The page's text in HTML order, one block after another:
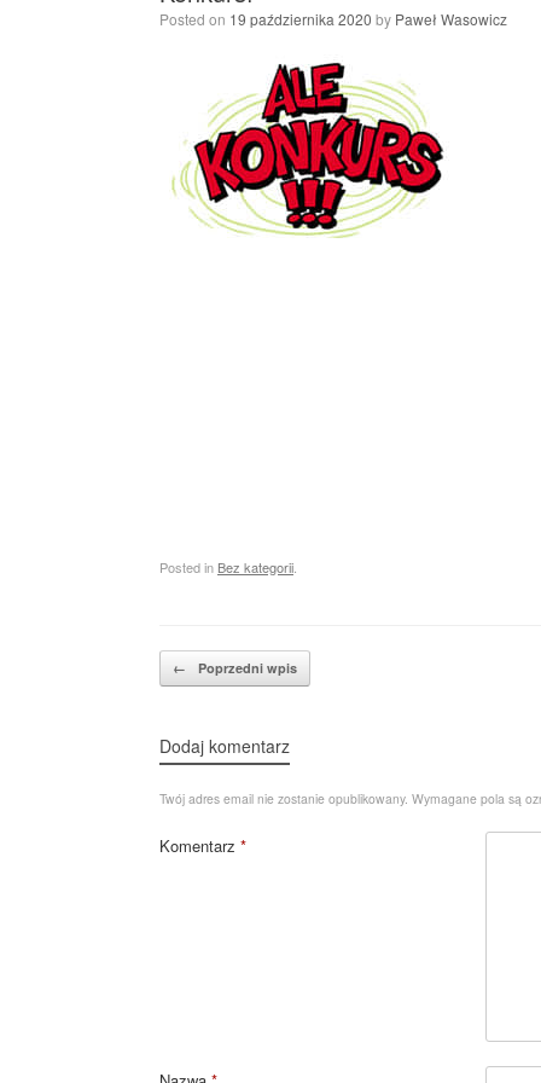
Posted on 19 października 2020 by Paweł Wasowicz
Posted in Bez kategorii
Post navigation
← Poprzedni wpis
Dodaj komentarz
Twój adres email nie zostanie opublikowany. Wymagane pola są
Komentarz *